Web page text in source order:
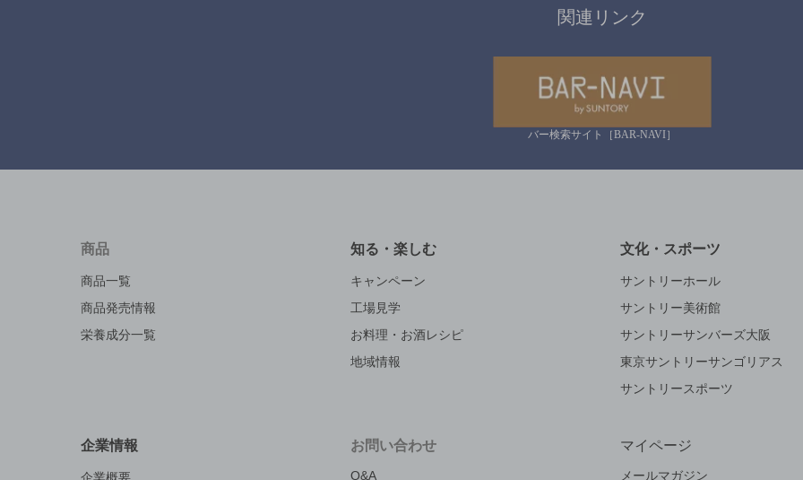
関連リンク
バー検索サイト［BAR-NAVI］
商品
商品一覧
商品発売情報
栄養成分一覧
知る・楽しむ
キャンペーン
工場見学
お料理・お酒レシピ
地域情報
文化・スポーツ
サントリーホール
サントリー美術館
サントリーサンバーズ大阪
東京サントリーサンゴリアス
サントリースポーツ
企業情報 お問い合わせ
Q&A
マイページ
メールマガジン